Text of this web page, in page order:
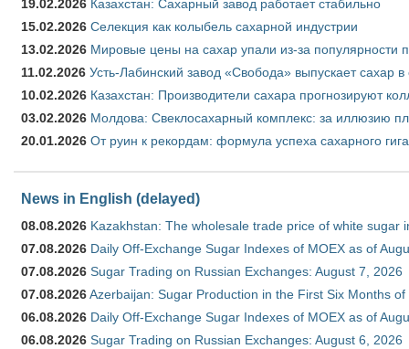
19.02.2026 Казахстан: Сахарный завод работает стабильно
15.02.2026 Селекция как колыбель сахарной индустрии
13.02.2026 Мировые цены на сахар упали из-за популярности
11.02.2026 Усть-Лабинский завод «Свобода» выпускает сахар в
10.02.2026 Казахстан: Производители сахара прогнозируют
03.02.2026 Молдова: Свеклосахарный комплекс: за иллюзию
20.01.2026 От руин к рекордам: формула успеха сахарного
News in English (delayed)
08.08.2026 Kazakhstan: The wholesale trade price of white sugar
07.08.2026 Daily Off-Exchange Sugar Indexes of MOEX as of
07.08.2026 Sugar Trading on Russian Exchanges: August 7, 2026
07.08.2026Azerbaijan: Sugar Production in the First Six Months of
06.08.2026 Daily Off-Exchange Sugar Indexes of MOEX as of
06.08.2026 Sugar Trading on Russian Exchanges: August 6, 2026